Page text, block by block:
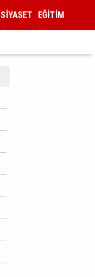
SİYASET EĞİTİM